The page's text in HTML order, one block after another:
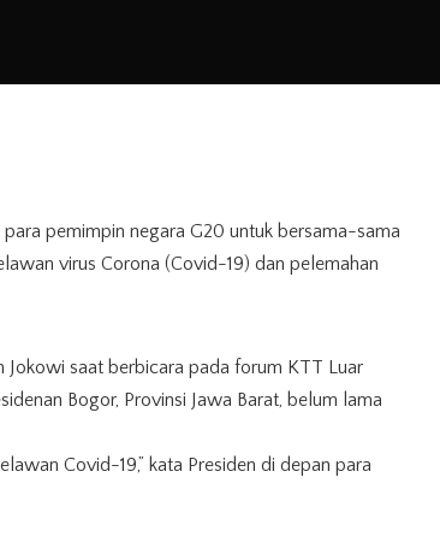
pemimpin negara G20 untuk bersama-sama
virus Corona (Covid-19) dan pelemahan
Jokowi saat berbicara pada forum KTT Luar
Bogor, Provinsi Jawa Barat, belum lama
Covid-19,” kata Presiden di depan para